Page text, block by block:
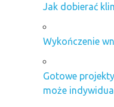
Jak dobierać
Wykończenie
Gotowe
może